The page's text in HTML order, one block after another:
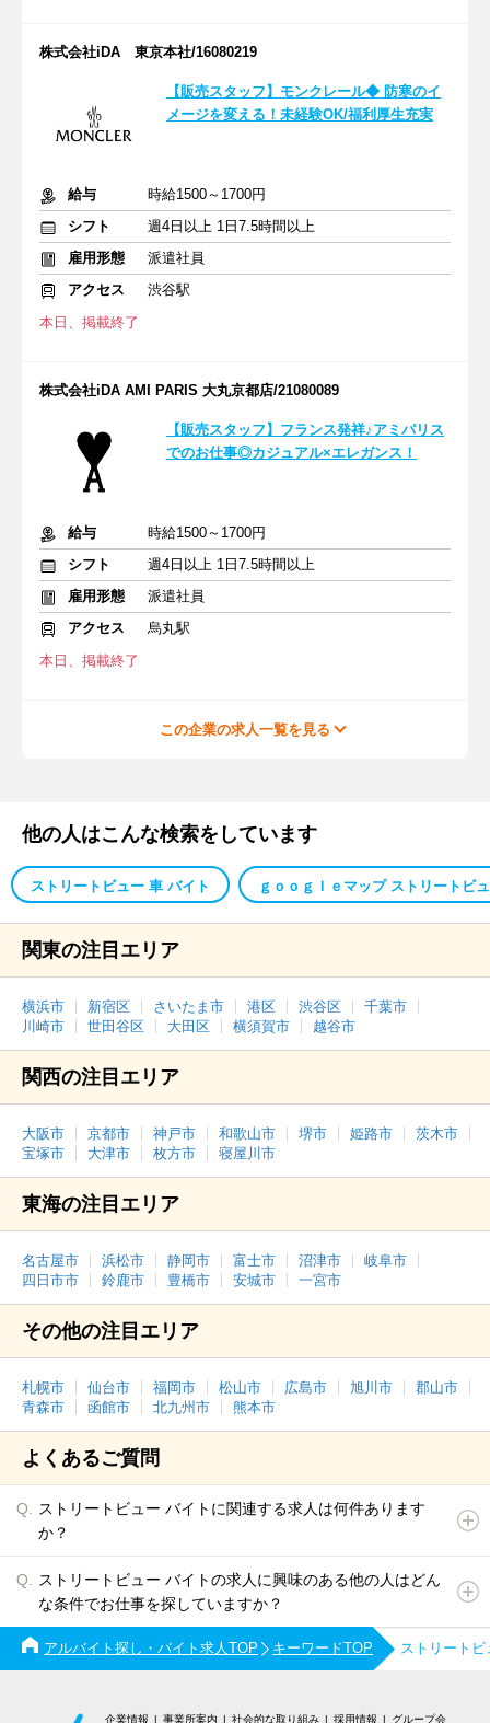
株式会社iDA 東京本社/16080219
【販売スタッフ】モンクレール◆ 防寒のイ
メージを変える！未経験OK/福利厚生充実
給与
時給1500～1700円
シフト
週4日以上 1日7.5時間以上
雇用形態
派遣社員
アクセス
渋谷駅
本日、掲載終了
株式会社iDA AMI PARIS 大丸京都店/21080089
【販売スタッフ】フランス発祥♪アミパリス
でのお仕事◎カジュアル×エレガンス！
給与
時給1500～1700円
シフト
週4日以上 1日7.5時間以上
雇用形態
派遣社員
アクセス
烏丸駅
本日、掲載終了
この企業の求人一覧を見る
他の人はこんな検索をしています
ストリートビュー 車 バイト ｇｏｏｇｌｅマップ ストリートビ
関東の注目エリア
横浜市 新宿区 さいたま市 港区 渋谷区
千葉市
川崎市
世田谷区 大田区 横須賀市 越谷市
関西の注目エリア
大阪市 京都市 神戸市 和歌山市 堺市 姫路市
茨木市
宝塚市
大津市 枚方市 寝屋川市
東海の注目エリア
名古屋市 浜松市 静岡市 富士市 沼津市
岐阜市
四日市市
鈴鹿市 豊橋市 安城市 一宮市
その他の注目エリア
札幌市 仙台市 福岡市 松山市 広島市 旭川市
郡山市
青森市
函館市 北九州市 熊本市
よくあるご質問
ストリートビュー バイトに関連する求人は何件あります
か？
ストリートビュー バイトの求人に興味のある他の人はどん
な条件でお仕事を探していますか？
アルバイト探し・バイト求人TOP キーワードTOP ストリート
企業情報 事業所案内 社会的な取り組み 採用情報 グループ会